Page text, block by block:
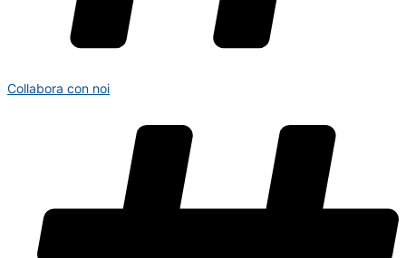
Collabora con noi